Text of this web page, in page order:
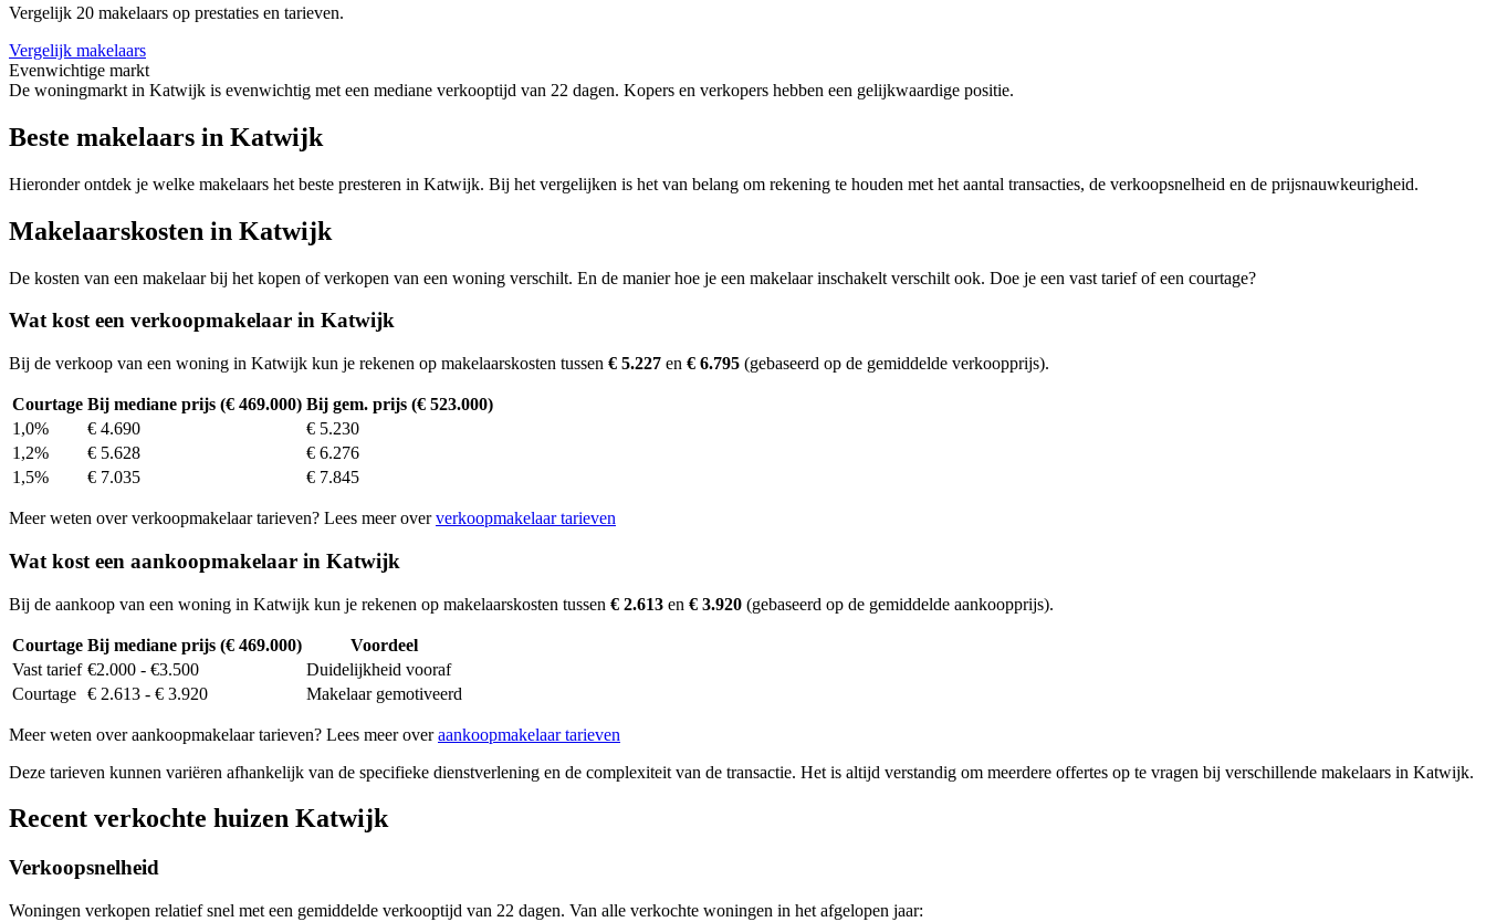
Vergelijk 20 makelaars op prestaties en tarieven.
Vergelijk makelaars
Evenwichtige markt
De woningmarkt in Katwijk is evenwichtig met een mediane verkooptijd van 22 dagen. Kopers en verkopers hebben een gelijkwaardige positie.
Beste makelaars in Katwijk
Hieronder ontdek je welke makelaars het beste presteren in Katwijk. Bij het vergelijken is het van belang om rekening te houden met het aantal transacties, de verkoopsnelheid en de prijsnauwkeurigheid.
Makelaarskosten in Katwijk
De kosten van een makelaar bij het kopen of verkopen van een woning verschilt. En de manier hoe je een makelaar inschakelt verschilt ook. Doe je een vast tarief of een courtage?
Wat kost een verkoopmakelaar in Katwijk
Bij de verkoop van een woning in Katwijk kun je rekenen op makelaarskosten tussen € 5.227 en € 6.795 (gebaseerd op de gemiddelde verkoopprijs).
Courtage Bij mediane prijs (€ 469.000) Bij gem. prijs (€ 523.000)
1,0%
€ 4.690
€ 5.230
1,2%
€ 5.628
€ 6.276
1,5%
€ 7.035 € 7.845
Meer weten over verkoopmakelaar tarieven? Lees meer oververkoopmakelaar tarieven
Wat kost een aankoopmakelaar in Katwijk
Bij de aankoop van een woning in Katwijk kun je rekenen op makelaarskosten tussen € 2.613 en € 3.920 (gebaseerd op de gemiddelde aankoopprijs).
Courtage Bij mediane prijs (€ 469.000)
Voordeel
Vast tarief €2.000 - €3.500
Duidelijkheid vooraf
Courtage € 2.613 - € 3.920 Makelaar gemotiveerd
Meer weten over aankoopmakelaar tarieven? Lees meer overaankoopmakelaar tarieven
Deze tarieven kunnen variëren afhankelijk van de specifieke dienstverlening en de complexiteit van de transactie. Het is altijd verstandig om meerdere offertes op te vragen bij verschillende makelaars in Katwijk.
Recent verkochte huizen Katwijk
Verkoopsnelheid
Woningen verkopen relatief snel met een gemiddelde verkooptijd van 22 dagen. Van alle verkochte woningen in het afgelopen jaar: